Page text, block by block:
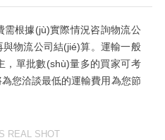
費需根據(jù)實際情況咨詢物流公
物流公司結(jié)算。運輸一般
，單批數(shù)量多的買家可考
您洽談最低的運輸費用為您節
REAL SHOT